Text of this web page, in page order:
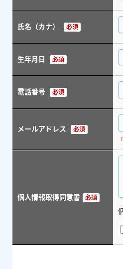
氏名（カナ） 必須
生年月日 必須
電話番号 必須
メールアドレス 必須
個人情報取得同意書 必須